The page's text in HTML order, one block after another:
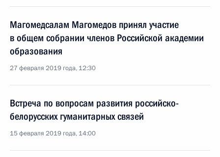
Магомедсалам Магомедов принял участие
в общем собрании членов Российской академии
образования
27 февраля 2019 года, 12:30
Встреча по вопросам развития российско-
белорусских гуманитарных связей
15 февраля 2019 года, 14:00